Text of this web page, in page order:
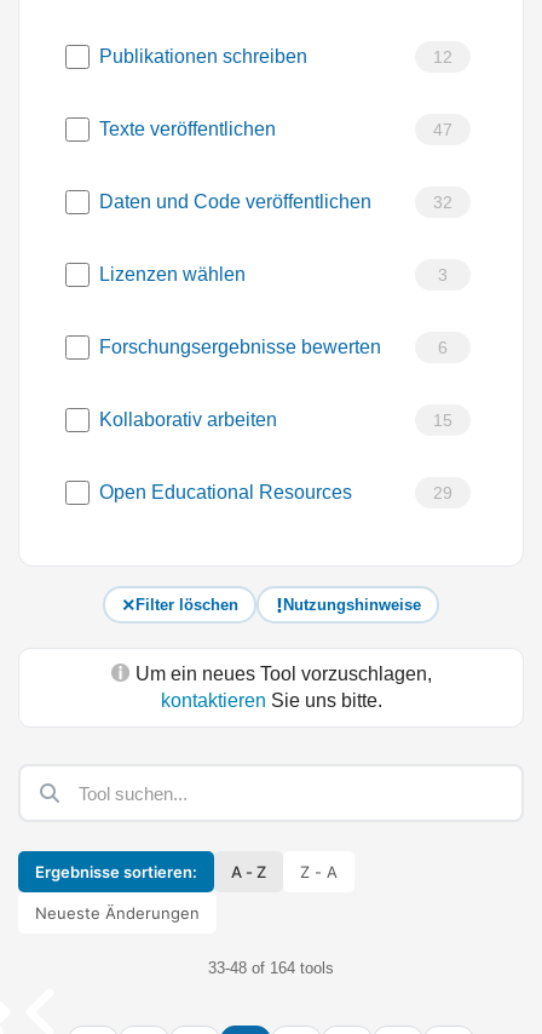
Publikationen schreiben 12
Texte veröffentlichen 47
Daten und Code veröffentlichen 32
Lizenzen wählen 3
Forschungsergebnisse bewerten 6
Kollaborativ arbeiten 15
Open Educational Resources 29
Filter löschen Nutzungshinweise
Um ein neues Tool vorzuschlagen,
kontaktieren Sie uns bitte.
Ergebnisse sortieren: A - Z Z - A
Neueste Änderungen
33-48 of 164 tools